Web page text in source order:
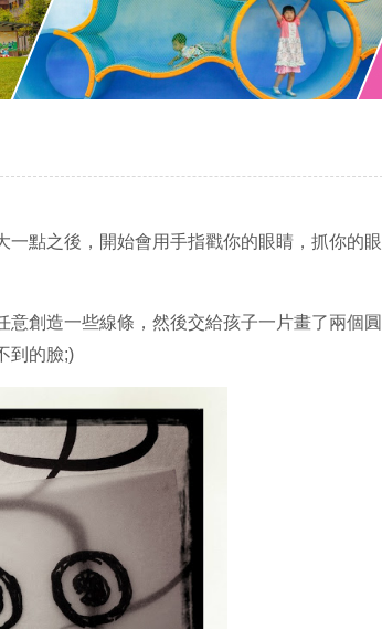
點之後，開始會用手指戳你的眼睛，抓你的眼
創造一些線條，然後交給孩子一片畫了兩個圓
到的臉;)